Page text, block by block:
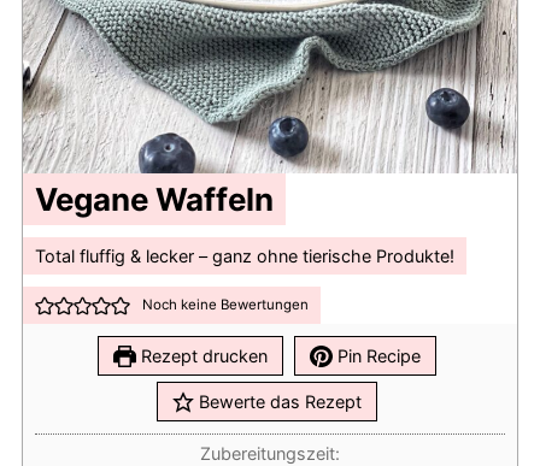
Vegane Waffeln
Total fluffig & lecker – ganz ohne tierische Produkte!
Noch keine Bewertungen
Rezept drucken Pin Recipe
Bewerte das Rezept
Zubereitungszeit: